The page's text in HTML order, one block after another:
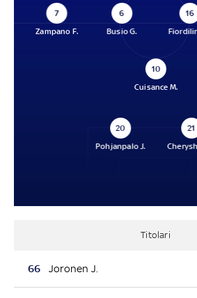
7
Zampano F.
6
Busio G.
16
10
Cuisance M.
20
Pohjanpalo J.
21
Titolari
66 Joronen J.